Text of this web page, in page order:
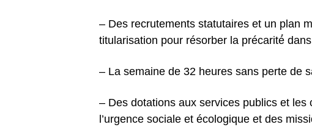
– Des recrutements statutaires et un plan
titularisation pour résorber la précarité́
– La semaine de 32 heures sans perte de
– Des dotations aux services publics et
l’urgence sociale et écologique et des